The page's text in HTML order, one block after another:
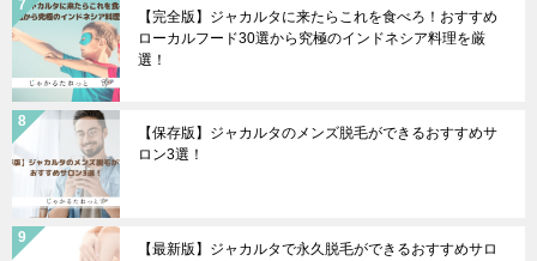
【完全版】ジャカルタに来たらこれを食べろ！おすすめ
ローカルフード30選から究極のインドネシア料理を厳
選！
【保存版】ジャカルタのメンズ脱毛ができるおすすめサ
ロン3選！
【最新版】ジャカルタで永久脱毛ができるおすすめサロ